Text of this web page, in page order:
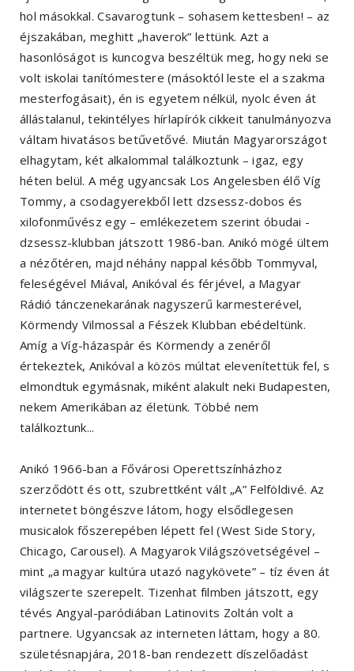
hol másokkal. Csavarogtunk – sohasem kettesben! – az
éjszakában, meghitt „haverok” lettünk. Azt a
hasonlóságot is kuncogva beszéltük meg, hogy neki se
volt iskolai tanítómestere (másoktól leste el a szakma
mesterfogásait), én is egyetem nélkül, nyolc éven át
állástalanul, tekintélyes hírlapírók cikkeit tanulmányozva
váltam hivatásos betűvetővé. Miután Magyarországot
elhagytam, két alkalommal találkoztunk – igaz, egy
héten belül. A még ugyancsak Los Angelesben élő Víg
Tommy, a csodagyerekből lett dzsessz-dobos és
xilofonművész egy – emlékezetem szerint óbudai -
dzsessz-klubban játszott 1986-ban. Anikó mögé ültem
a nézőtéren, majd néhány nappal később Tommyval,
feleségével Miával, Anikóval és férjével, a Magyar
Rádió tánczenekarának nagyszerű karmesterével,
Körmendy Vilmossal a Fészek Klubban ebédeltünk.
Amíg a Víg-házaspár és Körmendy a zenéről
értekeztek, Anikóval a közös múltat elevenítettük fel, s
elmondtuk egymásnak, miként alakult neki Budapesten,
nekem Amerikában az életünk. Többé nem
találkoztunk...
Anikó 1966-ban a Fővárosi Operettszínházhoz
szerződött és ott, szubrettként vált „A” Felföldivé. Az
internetet böngészve látom, hogy elsődlegesen
musicalok főszerepében lépett fel (West Side Story,
Chicago, Carousel). A Magyarok Világszövetségével –
mint „a magyar kultúra utazó nagykövete” – tíz éven át
világszerte szerepelt. Tizenhat filmben játszott, egy
tévés Angyal-paródiában Latinovits Zoltán volt a
partnere. Ugyancsak az interneten láttam, hogy a 80.
születésnapjára, 2018-ban rendezett díszelőadást